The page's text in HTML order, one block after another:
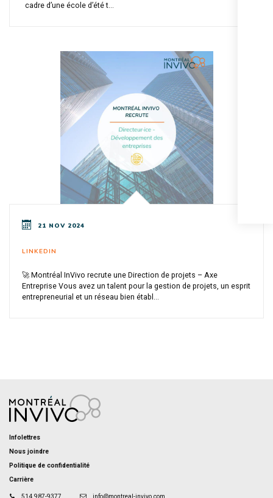
cadre d’une école d’été t...
21 NOV 2024
LINKEDIN
🚀 Montréal InVivo recrute une Direction de projets – Axe
Entreprise Vous avez un talent pour la gestion de projets, un esprit
entrepreneurial et un réseau bien établ...
Infolettres
Nous joindre
Politique de confidentialité
Carrière
514 987-9377 info@montreal-invivo.com